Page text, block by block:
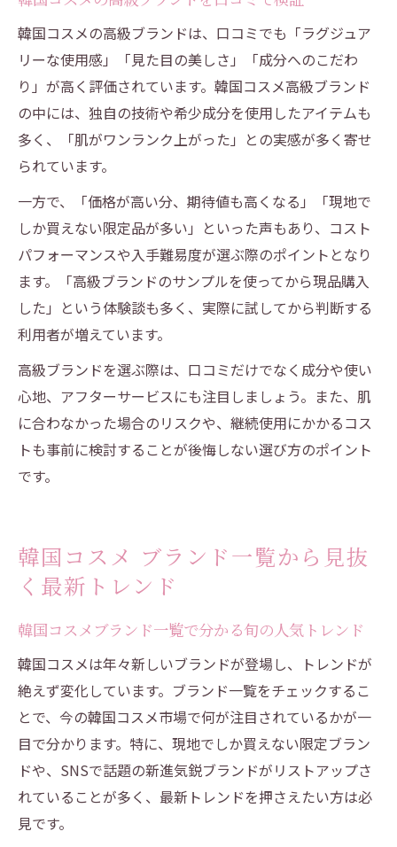
韓国コスメの高級ブランドは、口コミでも「ラグジュア
リーな使用感」「見た目の美しさ」「成分へのこだわ
り」が高く評価されています。韓国コスメ高級ブランド
の中には、独自の技術や希少成分を使用したアイテムも
多く、「肌がワンランク上がった」との実感が多く寄せ
られています。
一方で、「価格が高い分、期待値も高くなる」「現地で
しか買えない限定品が多い」といった声もあり、コスト
パフォーマンスや入手難易度が選ぶ際のポイントとなり
ます。「高級ブランドのサンプルを使ってから現品購入
した」という体験談も多く、実際に試してから判断する
利用者が増えています。
高級ブランドを選ぶ際は、口コミだけでなく成分や使い
心地、アフターサービスにも注目しましょう。また、肌
に合わなかった場合のリスクや、継続使用にかかるコス
トも事前に検討することが後悔しない選び方のポイント
です。
韓国コスメ ブランド一覧から見抜
く最新トレンド
韓国コスメブランド一覧で分かる旬の人気トレンド
韓国コスメは年々新しいブランドが登場し、トレンドが
絶えず変化しています。ブランド一覧をチェックするこ
とで、今の韓国コスメ市場で何が注目されているかが一
目で分かります。特に、現地でしか買えない限定ブラン
ドや、SNSで話題の新進気鋭ブランドがリストアップさ
れていることが多く、最新トレンドを押さえたい方は必
見です。